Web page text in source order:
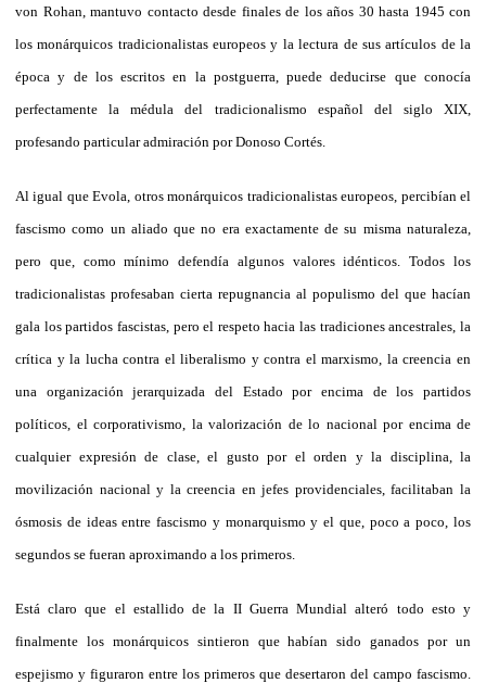
von Rohan, mantuvo contacto desde finales de los años 30 hasta 1945 con
los monárquicos tradicionalistas europeos y la lectura de sus artículos de la
época y de los escritos en la postguerra, puede deducirse que conocía
perfectamente la médula del tradicionalismo español del siglo XIX,
profesando particular admiración por Donoso Cortés.
Al igual que Evola, otros monárquicos tradicionalistas europeos, percibían el
fascismo como un aliado que no era exactamente de su misma naturaleza,
pero que, como mínimo defendía algunos valores idénticos. Todos los
tradicionalistas profesaban cierta repugnancia al populismo del que hacían
gala los partidos fascistas, pero el respeto hacia las tradiciones ancestrales, la
crítica y la lucha contra el liberalismo y contra el marxismo, la creencia en
una organización jerarquizada del Estado por encima de los partidos
políticos, el corporativismo, la valorización de lo nacional por encima de
cualquier expresión de clase, el gusto por el orden y la disciplina, la
movilización nacional y la creencia en jefes providenciales, facilitaban la
ósmosis de ideas entre fascismo y monarquismo y el que, poco a poco, los
segundos se fueran aproximando a los primeros.
Está claro que el estallido de la II Guerra Mundial alteró todo esto y
finalmente los monárquicos sintieron que habían sido ganados por un
espejismo y figuraron entre los primeros que desertaron del campo fascismo.